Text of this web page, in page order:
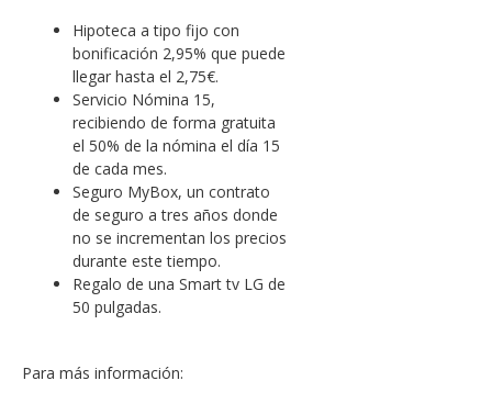
Hipoteca a tipo fijo con
bonificación 2,95% que puede
llegar hasta el 2,75€.
Servicio Nómina 15,
recibiendo de forma gratuita
el 50% de la nómina el día 15
de cada mes.
Seguro MyBox, un contrato
de seguro a tres años donde
no se incrementan los precios
durante este tiempo.
Regalo de una Smart tv LG de
50 pulgadas.
Para más información: